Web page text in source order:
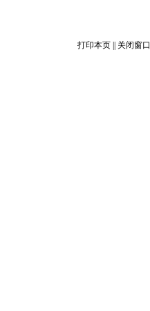
打印本页|| 关闭窗口